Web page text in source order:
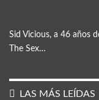
Sid Vicious, a 46 años
The Sex…
LAS MÁS LEÍDAS